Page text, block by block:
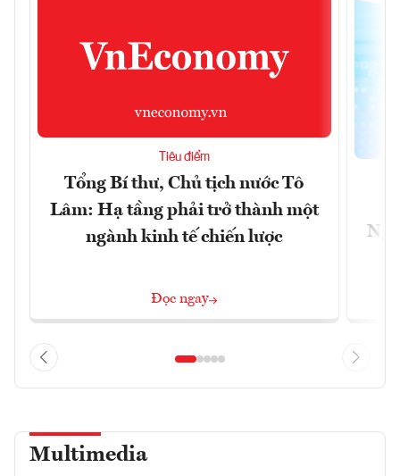
Tiêu điểm
Tổng Bí thư, Chủ tịch nước Tô
Lâm: Hạ tầng phải trở thành một
ngành kinh tế chiến lược
Đọc ngay
Multimedia